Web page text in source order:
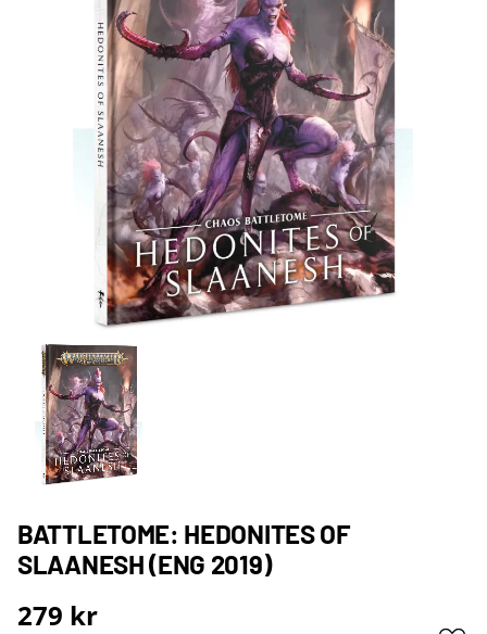
BATTLETOME: HEDONITES OF
SLAANESH (ENG 2019)
279 kr